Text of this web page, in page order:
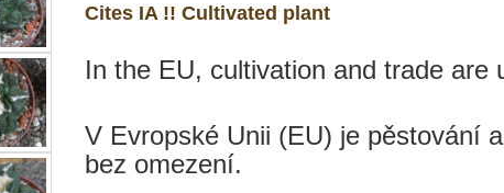
Cites IA !! Cultivated plant
In the EU, cultivation and trade are
V Evropské Unii (EU) je pěstování
bez omezení.